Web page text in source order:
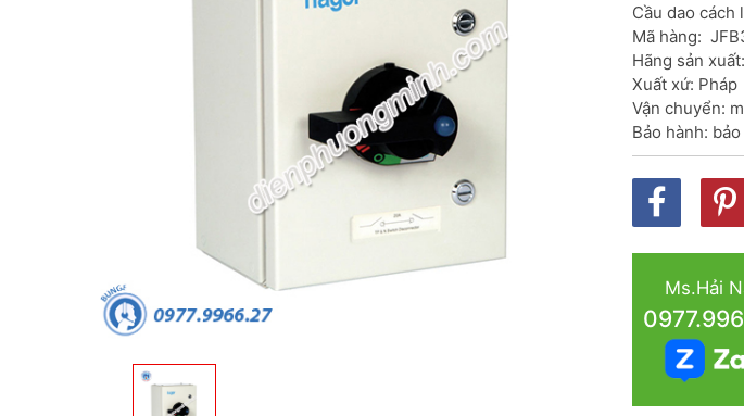
Cầu dao
Mã hàng:
Hãng sản
Xuất xứ: Pháp
Vận chuyển:
Bảo hành:
Ms.Hải